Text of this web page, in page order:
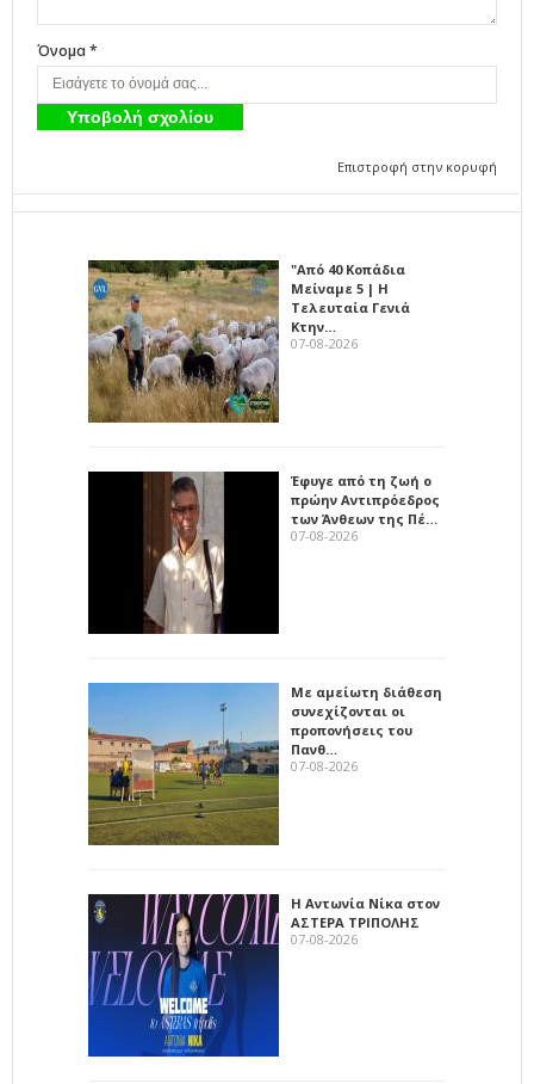
Όνομα *
Επιστροφή στην κορυφή
"Από 40 Κοπάδια
Μείναμε 5 | Η
Τελευταία Γενιά
Κτην…
07-08-2026
Έφυγε από τη ζωή ο
πρώην Αντιπρόεδρος
των Άνθεων της Πέ…
07-08-2026
Με αμείωτη διάθεση
συνεχίζονται οι
προπονήσεις του
Πανθ…
07-08-2026
Η Αντωνία Νίκα στον
ΑΣΤΕΡΑ ΤΡΙΠΟΛΗΣ
07-08-2026